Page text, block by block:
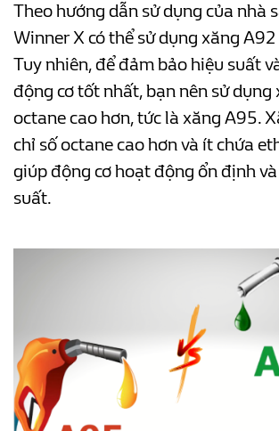
Theo hướng dẫn sử dụng của nhà
Winner X có thể sử dụng xăng
Tuy nhiên, để đảm bảo hiệu suất
động cơ tốt nhất, bạn nên sử dụng
octane cao hơn, tức là xăng A95.
chỉ số octane cao hơn và ít chứa
giúp động cơ hoạt động ổn định
suất.